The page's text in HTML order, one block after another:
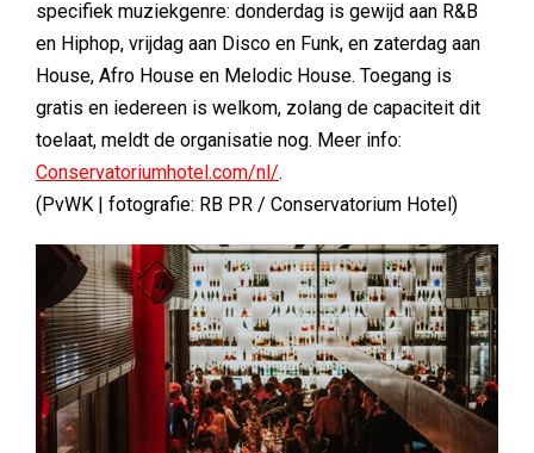
specifiek muziekgenre: donderdag is gewijd aan R&B
en Hiphop, vrijdag aan Disco en Funk, en zaterdag aan
House, Afro House en Melodic House. Toegang is
gratis en iedereen is welkom, zolang de capaciteit dit
toelaat, meldt de organisatie nog. Meer info:
Conservatoriumhotel.com/nl/.
(PvWK | fotografie: RB PR / Conservatorium Hotel)